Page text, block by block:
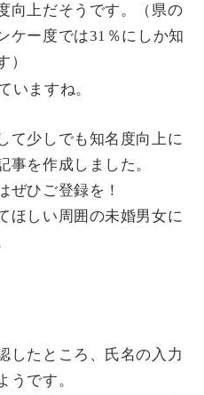
向上だそうです。（県の
ケー度では31％にしか知
）
いますね。
て少しでも知名度向上に
事を作成しました。
ぜひご登録を！
ほしい周囲の未婚男女に
したところ、氏名の入力
うです。